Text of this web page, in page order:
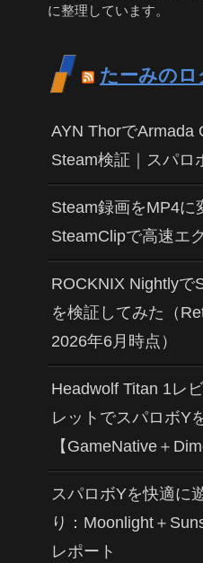
に整理しています。
たーみのロ
AYN ThorでArmada
Steam検証｜スパロ
Steam録画をMP4に
SteamClipで高速エ
ROCKNIX Nightlyで
を検証してみた（
2026年6月時点）
Headwolf Titan 1レ
レットでスパロボY
【GameNative＋
スパロボYを快適に
り：Moonlight＋
レポート